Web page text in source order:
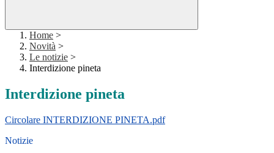
Home >
Novità >
Le notizie >
Interdizione pineta
Interdizione pineta
Circolare INTERDIZIONE PINETA.pdf
Notizie